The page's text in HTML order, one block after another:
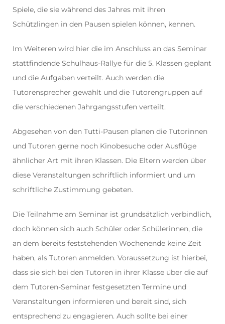
Spiele, die sie während des Jahres mit ihren
Schützlingen in den Pausen spielen können, kennen.
Im Weiteren wird hier die im Anschluss an das Seminar
stattfindende Schulhaus-Rallye für die 5. Klassen geplant
und die Aufgaben verteilt. Auch werden die
Tutorensprecher gewählt und die Tutorengruppen auf
die verschiedenen Jahrgangsstufen verteilt.
Abgesehen von den Tutti-Pausen planen die Tutorinnen
und Tutoren gerne noch Kinobesuche oder Ausflüge
ähnlicher Art mit ihren Klassen. Die Eltern werden über
diese Veranstaltungen schriftlich informiert und um
schriftliche Zustimmung gebeten.
Die Teilnahme am Seminar ist grundsätzlich verbindlich,
doch können sich auch Schüler oder Schülerinnen, die
an dem bereits feststehenden Wochenende keine Zeit
haben, als Tutoren anmelden. Voraussetzung ist hierbei,
dass sie sich bei den Tutoren in ihrer Klasse über die auf
dem Tutoren-Seminar festgesetzten Termine und
Veranstaltungen informieren und bereit sind, sich
entsprechend zu engagieren. Auch sollte bei einer